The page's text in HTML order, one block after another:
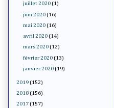
juillet 2020 (1)
juin 2020 (16)
mai 2020 (16)
avril 2020 (14)
mars 2020 (12)
février 2020 (13)
janvier 2020 (19)
2019 (152)
2018 (156)
2017 (157)